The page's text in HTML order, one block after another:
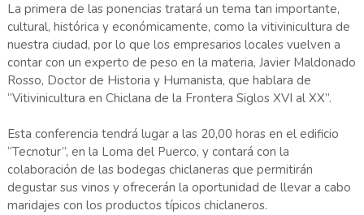
La primera de las ponencias tratará un tema tan importante,
cultural, histórica y económicamente, como la vitivinicultura de
nuestra ciudad, por lo que los empresarios locales vuelven a
contar con un experto de peso en la materia, Javier Maldonado
Rosso, Doctor de Historia y Humanista, que hablara de
“Vitivinicultura en Chiclana de la Frontera Siglos XVI al XX”.
Esta conferencia tendrá lugar a las 20,00 horas en el edificio
“Tecnotur”, en la Loma del Puerco, y contará con la
colaboración de las bodegas chiclaneras que permitirán
degustar sus vinos y ofrecerán la oportunidad de llevar a cabo
maridajes con los productos típicos chiclaneros.